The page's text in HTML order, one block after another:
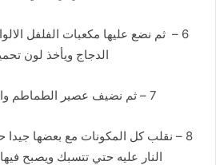
6 – ثم نضع عليها مكعبات الفلفل
الدجاج ويأخذ لون
7 – ثم نضيف عصير الطماطم والصلصة والتوابل.
8 – نقلب كل المكونات مع بعضها جيدا
النار عليه حتي تتسبك ويصبح